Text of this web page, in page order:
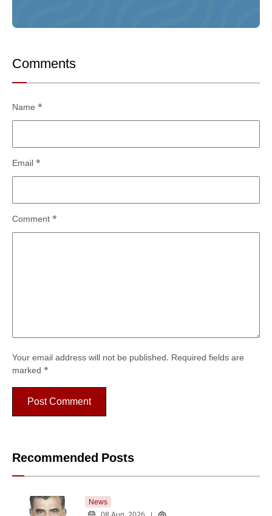
Comments
Your email address will not be published. Required fields are
marked *
Comment *
Name *
Email *
Recommended Posts
News